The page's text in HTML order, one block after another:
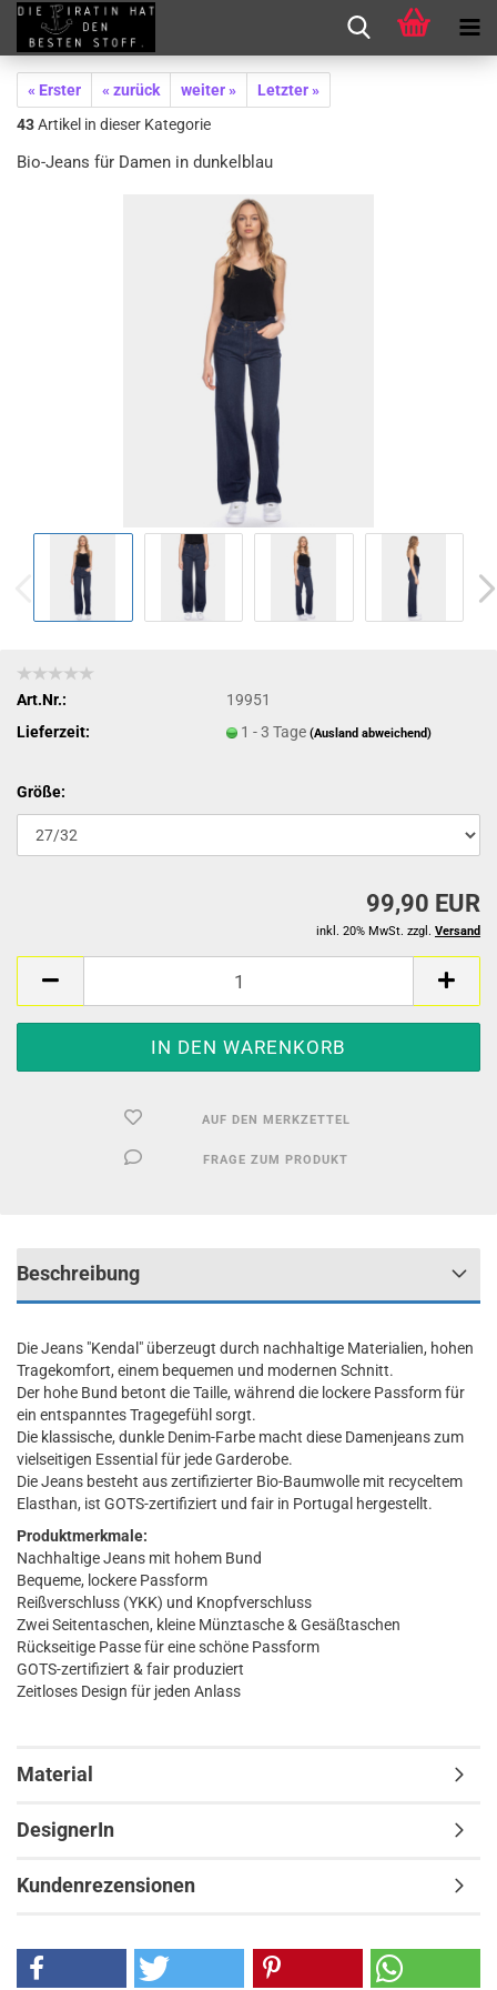
« Erster « zurück weiter »
Letzter »
43Artikel in dieser Kategorie
Bio-Jeans für Damen in dunkelblau
Art.Nr.:
19951
Lieferzeit:
1 - 3 Tage(Ausland abweichend)
Größe:
99,90 EUR
inkl. 20% MwSt. zzgl. Versand
AUF DEN MERKZETTEL
FRAGE ZUM PRODUKT
Beschreibung
Die Jeans "Kendal" überzeugt durch nachhaltige Materialien, hohen
Tragekomfort, einem bequemen und modernen Schnitt.
Der hohe Bund betont die Taille, während die lockere Passform für
ein entspanntes Tragegefühl sorgt.
Die klassische, dunkle Denim-Farbe macht diese Damenjeans zum
vielseitigen Essential für jede Garderobe.
Die Jeans besteht aus zertifizierter Bio-Baumwolle mit recyceltem
Elasthan, ist GOTS-zertifiziert und fair in Portugal hergestellt.
Produktmerkmale:
Nachhaltige Jeans mit hohem Bund
Bequeme, lockere Passform
Reißverschluss (YKK) und Knopfverschluss
Zwei Seitentaschen, kleine Münztasche & Gesäßtaschen
Rückseitige Passe für eine schöne Passform
GOTS-zertifiziert & fair produziert
Zeitloses Design für jeden Anlass
Material
DesignerIn
Kundenrezensionen